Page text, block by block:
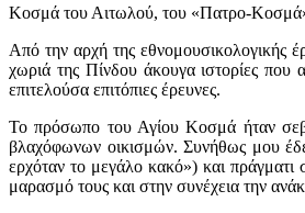
Κοσμά του Αιτωλού, του «Πατρο-
Από την αρχή της εθνομουσικολογικής
χωριά της Πίνδου άκουγα ιστορίες που
επιτελούσα επιτόπιες έρευνες.
Το πρόσωπο του Αγίου Κοσμά ήταν
βλαχόφωνων οικισμών. Συνήθως μου
ερχόταν το μεγάλο κακό») και
μαρασμό τους και στην συνέχεια την